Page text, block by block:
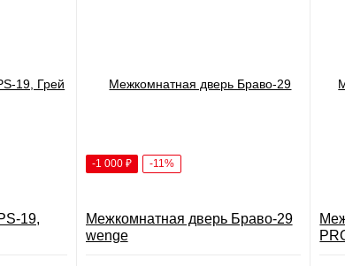
19,
-1 000 ₽ -11%
Межкомнатная дверь Браво-29
wenge